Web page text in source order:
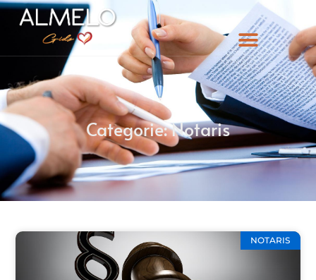
Categorie: Notaris
NOTARIS